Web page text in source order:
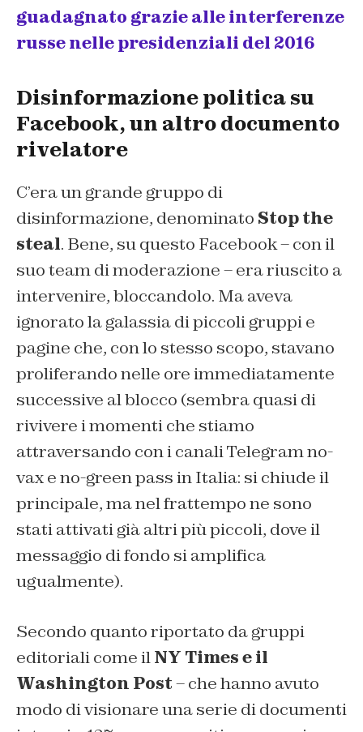
guadagnato grazie alle interferenze
russe nelle presidenziali del 2016
Disinformazione politica su
Facebook, un altro documento
rivelatore
C’era un grande gruppo di
disinformazione, denominato Stop the
steal. Bene, su questo Facebook – con il
suo team di moderazione – era riuscito a
intervenire, bloccandolo. Ma aveva
ignorato la galassia di piccoli gruppi e
pagine che, con lo stesso scopo, stavano
proliferando nelle ore immediatamente
successive al blocco (sembra quasi di
rivivere i momenti che stiamo
attraversando con i canali Telegram no-
vax e no-green pass in Italia: si chiude il
principale, ma nel frattempo ne sono
stati attivati già altri più piccoli, dove il
messaggio di fondo si amplifica
ugualmente).
Secondo quanto riportato da gruppi
editoriali come ilNY Times e il
Washington Post– che hanno avuto
modo di visionare una serie di documenti